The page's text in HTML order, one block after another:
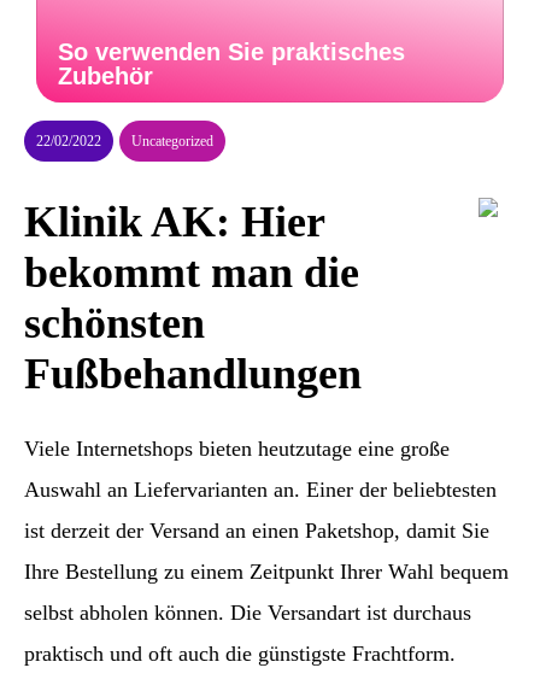
So verwenden Sie praktisches
Zubehör
22/02/2022 Uncategorized
Klinik AK: Hier
bekommt man die
schönsten
Fußbehandlungen
Viele Internetshops bieten heutzutage eine große
Auswahl an Liefervarianten an. Einer der beliebtesten
ist derzeit der Versand an einen Paketshop, damit Sie
Ihre Bestellung zu einem Zeitpunkt Ihrer Wahl bequem
selbst abholen können. Die Versandart ist durchaus
praktisch und oft auch die günstigste Frachtform.